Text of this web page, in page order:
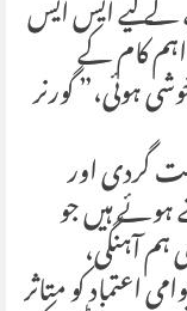
لیے ایس ایس
کام کے
ہوئی،” گورنر
گردی اور
ہوئے ہیں جو
آہنگی،
اعتماد کو متاثر